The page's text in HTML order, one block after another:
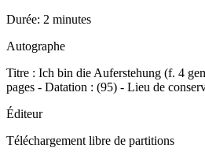
Durée: 2 minutes
Autographe
Titre : Ich bin die Auferstehung (f. 4
pages - Datation : (95) - Lieu de
Éditeur
Téléchargement libre de partitions